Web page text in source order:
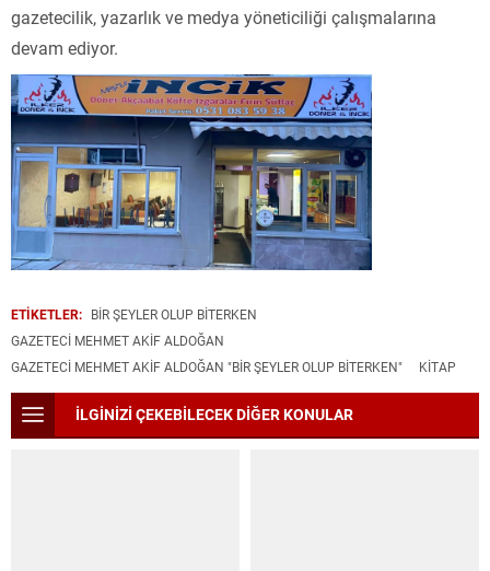
gazetecilik, yazarlık ve medya yöneticiliği çalışmalarına
devam ediyor.
ETİKETLER: BIR ŞEYLER OLUP BITERKEN
GAZETECI MEHMET AKIF ALDOĞAN
GAZETECI MEHMET AKIF ALDOĞAN "BIR ŞEYLER OLUP BITERKEN"
KITAP
İLGİNİZİ ÇEKEBİLECEK DİĞER KONULAR